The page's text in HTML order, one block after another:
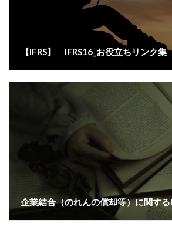
【IFRS】 IFRS16_お役立ちリンク集
企業結合（のれんの償却等）に関する